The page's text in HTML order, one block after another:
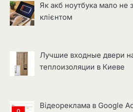
Як акб ноутбука мало не
клієнтом
Лучшие входные двери
теплоизоляции в Киеве
Відеореклама в Google